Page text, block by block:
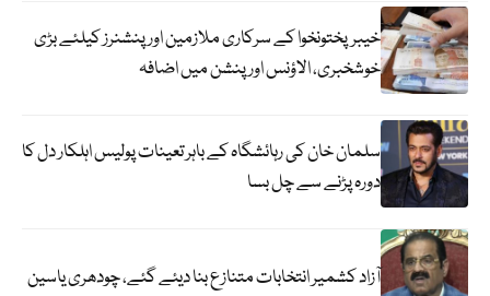
خیبرپختونخوا کے سرکاری ملازمین اور پنشنرز کیلئے بڑی
خوشخبری، الاؤنس اور پنشن میں اضافہ
سلمان خان کی رہائشگاہ کے باہر تعینات پولیس اہلکار دل کا
دورہ پڑنے سے چل بسا
آزاد کشمیر انتخابات متنازع بنا دیئے گئے، چودھری یاسین